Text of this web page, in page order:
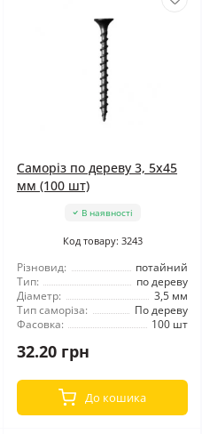
Саморіз по дереву 3, 5x45
мм (100 шт)
В наявності
Код товару: 3243
Різновид:
потайний
Тип:
по дереву
Діаметр:
3,5 мм
Тип саморіза:
По дереву
Фасовка:
100 шт
32.20 грн
До кошика